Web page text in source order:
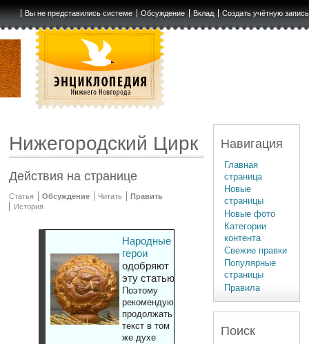
Вы не представились системе Обсуждение Вклад Создать учётную запись
Нижегородский Цирк
Действия на странице
Статья Обсуждение Читать
Править
История
Народные
герои
одобряют
эту статью
Поэтому
рекомендуют
продолжать
текст в том
же духе
Навигация
Главная
страница
Новые
страницы
Новые фото
Категории
контента
Свежие правки
Популярные
страницы
Правила
Поиск